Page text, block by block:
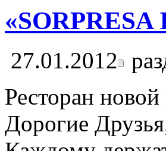
27.01.2012
Ресторан
Дорогие